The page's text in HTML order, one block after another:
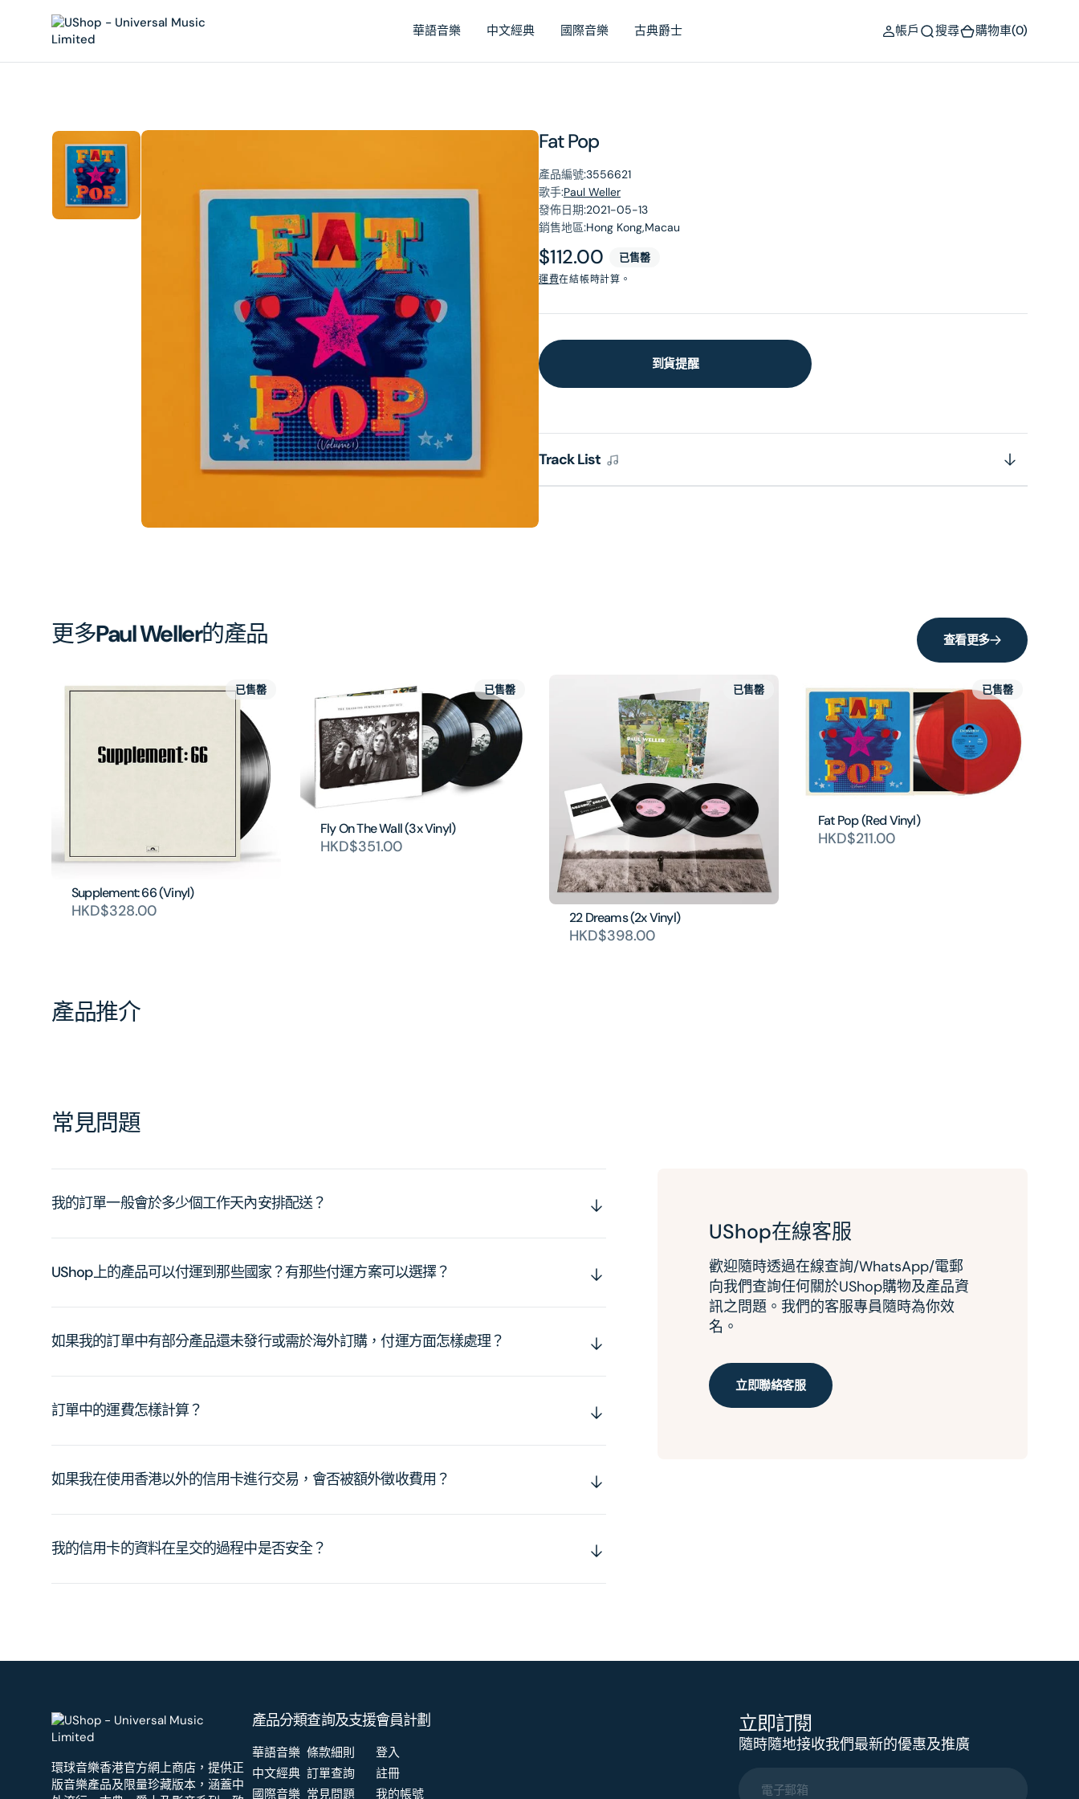
華語音樂 中文經典 國際音樂 古典爵士 帳戶 搜尋 購物車(0)
Fat Pop
產品編號:3556621
歌手:Paul Weller
發佈日期:2021-05-13
銷售地區:Hong Kong,Macau
原
價
$112.00 已售罄
運費在結帳時計算。
到貨提醒
Track List
在
相
簿
中
開
啟
第
圖
更多Paul Weller的產品 查看更多
Supplement: 66 (Vinyl)
HKD$328.00
已售罄
Fly On The Wall (3x Vinyl)
HKD$351.00
已售罄
22 Dreams (2x Vinyl)
HKD$398.00
已售罄
Fat Pop (Red Vinyl)
HKD$211.00
已售罄
產品推介
常見問題
我的訂單一般會於多少個工作天內安排配送？
UShop上的產品可以付運到那些國家？有那些付運方案可以選擇？
如果我的訂單中有部分產品還未發行或需於海外訂購，付運方面怎樣處理？
訂單中的運費怎樣計算？
如果我在使用香港以外的信用卡進行交易，會否被額外徵收費用？
我的信用卡的資料在呈交的過程中是否安全？
UShop在線客服
歡迎隨時透過在線查詢/WhatsApp/電郵
向我們查詢任何關於UShop購物及產品資
訊之問題。我們的客服專員隨時為你效
名。
立即聯絡客服
環球音樂香港官方網上商店，提供正
版音樂產品及限量珍藏版本，涵蓋中
產品分類
華語音樂
中文經典
國際音樂
查詢及支援
條款細則
訂單查詢
常見問題
會員計劃
登入
註冊
我的帳號
立即訂閱
隨時隨地接收我們最新的優惠及推廣
電子郵箱